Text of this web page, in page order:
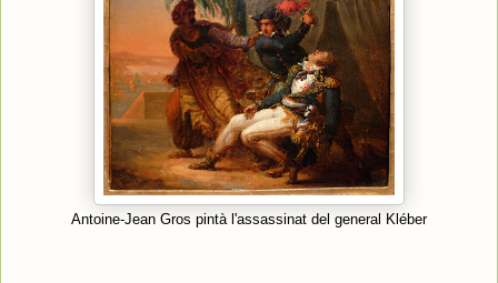
Antoine-Jean Gros pintà l'assassinat del general Kléber